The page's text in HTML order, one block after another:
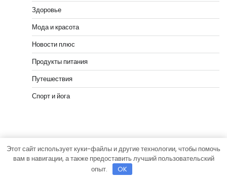
Здоровье
Мода и красота
Новости плюс
Продукты питания
Путешествия
Спорт и йога
Copyright © 2026vip-hata.ruТема News Bank от
Этот сайт использует куки-файлы и другие технологии, чтобы помочь
вам в навигации, а также предоставить лучший пользовательский
опыт.
OK